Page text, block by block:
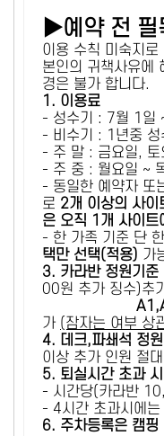
▶예약 전
이용 수칙 미숙지
본인의 귀책사유에
경은 불가 합니다.
1. 이용료
- 성수기 : 7월 1일
- 비수기 : 1년중 성
- 주 말 : 금요일, 토
- 주 중 : 월요일 ~
- 동일한 예약자 또
로 2개 이상의 사이
은 오직 1개 사이트
- 한 가족 기준 단
택만 선택(적용) 가
3. 카라반 정원기준
00원 추가 징수)추
A1,A2 카
가 (잠자는 여부 상
4. 데크,파쇄석 정
이상 추가 인원 절
5. 퇴실시간 초과
- 시간당(카라반
- 4시간 초과시에
6. 주차등록은 캠